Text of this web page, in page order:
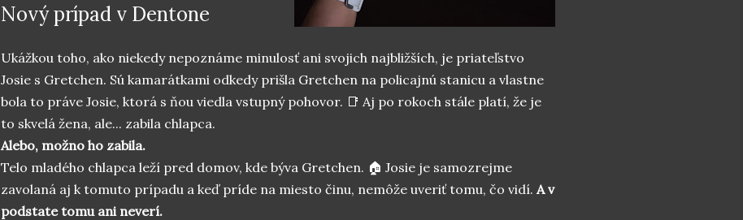
Nový prípad v Dentone
Ukážkou toho, ako niekedy nepoznáme minulosť ani svojich najbližších, je priateľstvo
Josie s Gretchen. Sú kamarátkami odkedy prišla Gretchen na policajnú stanicu a vlastne
bola to práve Josie, ktorá s ňou viedla vstupný pohovor. 📑 Aj po rokoch stále platí, že je
to skvelá žena, ale... zabila chlapca.
Alebo, možno ho zabila.
Telo mladého chlapca leží pred domov, kde býva Gretchen. 🏠 Josie je samozrejme
zavolaná aj k tomuto prípadu a keď príde na miesto činu, nemôže uveriť tomu, čo vidí. A v
podstate tomu ani neverí.